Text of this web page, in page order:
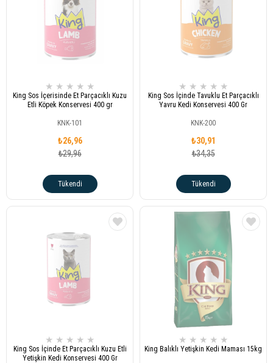
Tükendi
★ ★ ★ ★ ★
King Sos İçerisinde Et Parçacıklı Kuzu
Etli Köpek Konservesi 400 gr
KNK-101
₺26,96
₺29,96
Tükendi
★ ★ ★ ★ ★
King Sos İçinde Tavuklu Et Parçacıklı
Yavru Kedi Konservesi 400 Gr
KNK-200
₺30,91
₺34,35
★ ★ ★ ★ ★
King Sos İçinde Et Parçacıklı Kuzu Etli
Yetişkin Kedi Konservesi 400 Gr
★ ★ ★ ★ ★
King Balıklı Yetişkin Kedi Maması 15kg